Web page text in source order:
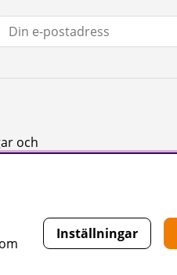
och
Inställningar